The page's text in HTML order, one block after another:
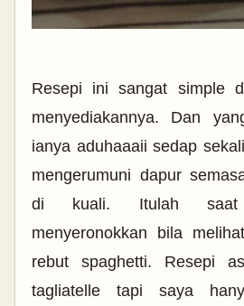
Resepi ini sangat simple
menyediakannya. Dan
ianya aduhaaaii sedap
mengerumuni dapur
di kuali. Itulah
menyeronokkan bila
rebut spaghetti. Resepi
tagliatelle tapi saya